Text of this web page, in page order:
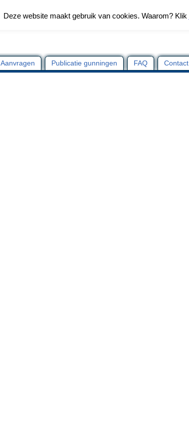
Aanvragen Publicatie gunningen FAQ Contact
Deze website maakt gebruik van cookies. Waarom? Klik